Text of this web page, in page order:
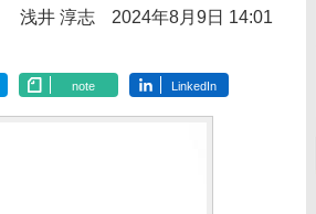
浅井 淳志 2024年8月9日 14:01
note LinkedIn